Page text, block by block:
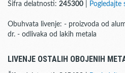
Šifra delatnosti: 245300 Pogledajte
Obuhvata livenje: - proizvoda od
dr. - odlivaka od lakih metala
LIVENJE OSTALIH OBOJENIH